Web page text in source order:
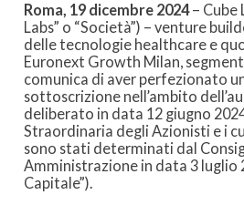
Roma, 19 dicembre 2024– Cube
Labs” o “Società”) – venture
delle tecnologie healthcare e
Euronext Growth Milan,
comunica di aver perfezionato
sottoscrizione nell’ambito
deliberato in data 12 giugno
Straordinaria degli Azionisti e i
sono stati determinati dal
Amministrazione in data 3 luglio
Capitale”).